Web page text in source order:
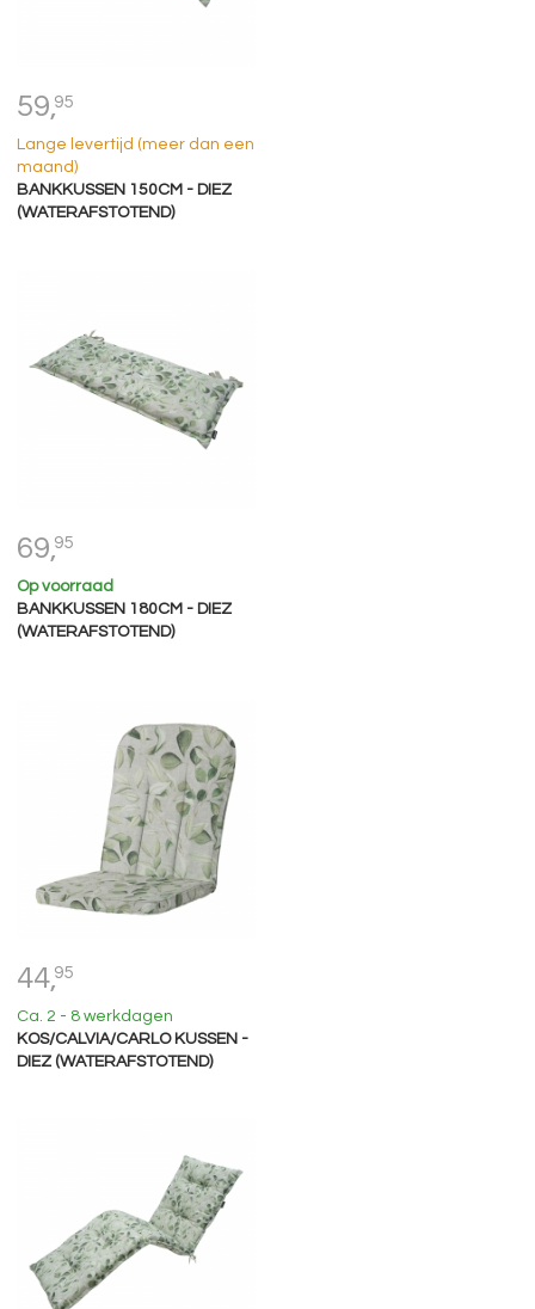
59,95
Lange levertijd (meer dan een
maand)
BANKKUSSEN 150CM - DIEZ
(WATERAFSTOTEND)
69,95
Op voorraad
BANKKUSSEN 180CM - DIEZ
(WATERAFSTOTEND)
44,95
Ca. 2 - 8 werkdagen
KOS/CALVIA/CARLO KUSSEN -
DIEZ (WATERAFSTOTEND)